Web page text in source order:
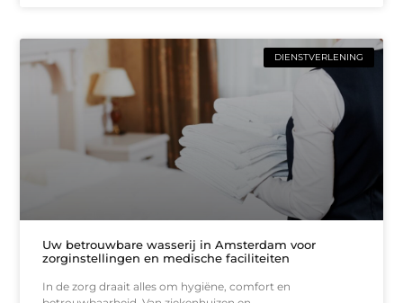
DIENSTVERLENING
Uw betrouwbare wasserij in Amsterdam voor
zorginstellingen en medische faciliteiten
In de zorg draait alles om hygiëne, comfort en